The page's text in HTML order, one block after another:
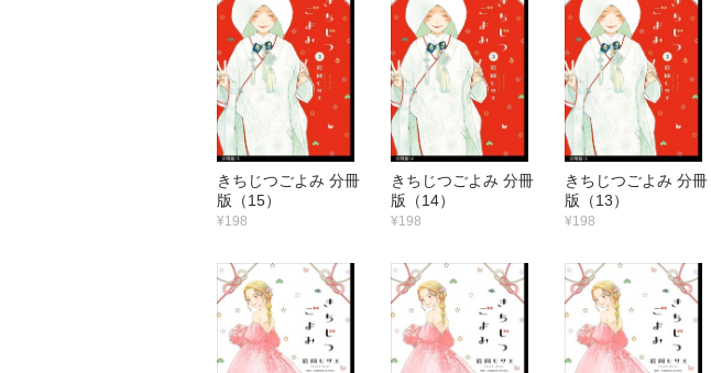
きちじつごよみ 分冊
版（15）
¥198
きちじつごよみ 分冊
版（14）
¥198
きちじつごよみ 分冊
版（13）
¥198